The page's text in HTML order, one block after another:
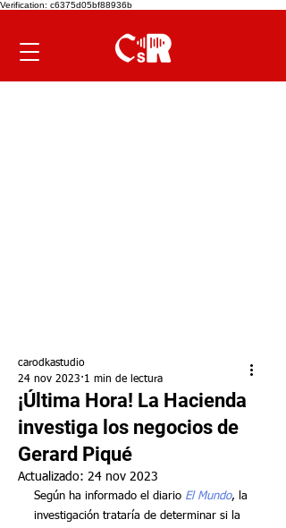
Verification: c6375d05bf88936b
¡Última Hora! La Hacienda
investiga los negocios de
Gerard Piqué
carodkastudio
24 nov 2023 1 min de lectura
Actualizado: 24 nov 2023
Según ha informado el diario El Mundo, la
investigación trataría de determinar si la